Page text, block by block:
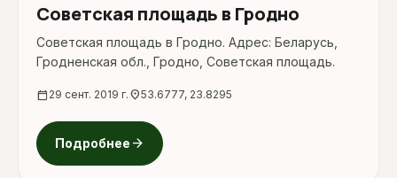
Советская площадь в Гродно
Советская площадь в Гродно. Адрес: Беларусь,
Гродненская обл., Гродно, Советская площадь.
calendar_today 29 сент. 2019 г. location_on53.6777, 23.8295
Подробнее arrow_forward